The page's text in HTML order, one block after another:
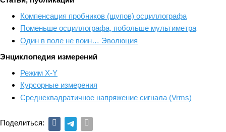
Компенсация пробников (щупов) осциллографа
Поменьше осциллографа, побольше мультиметра
Один в поле не воин… Эволюция
Энциклопедия измерений
Режим X-Y
Курсорные измерения
Среднеквадратичное напряжение сигнала (Vrms)
Поделиться: